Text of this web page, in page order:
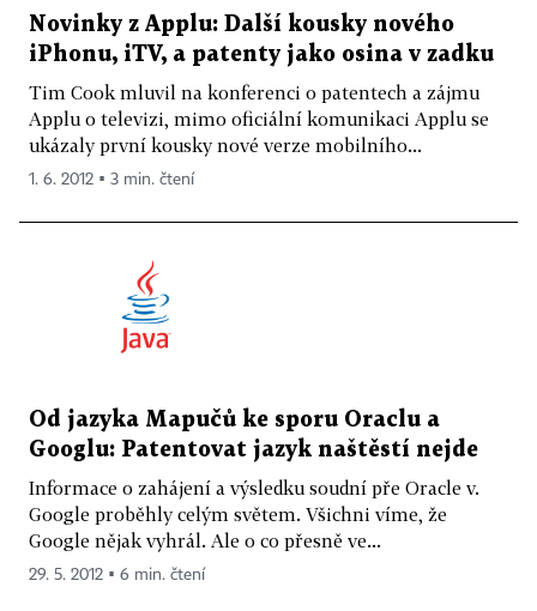
Novinky z Applu: Další kousky nového
iPhonu, iTV, a patenty jako osina v zadku
Tim Cook mluvil na konferenci o patentech a zájmu
Applu o televizi, mimo oficiální komunikaci Applu se
ukázaly první kousky nové verze mobilního...
1. 6. 2012 ▪ 3 min. čtení
Od jazyka Mapučů ke sporu Oraclu a
Googlu: Patentovat jazyk naštěstí nejde
Informace o zahájení a výsledku soudní pře Oracle v.
Google proběhly celým světem. Všichni víme, že
Google nějak vyhrál. Ale o co přesně ve...
29. 5. 2012 ▪ 6 min. čtení